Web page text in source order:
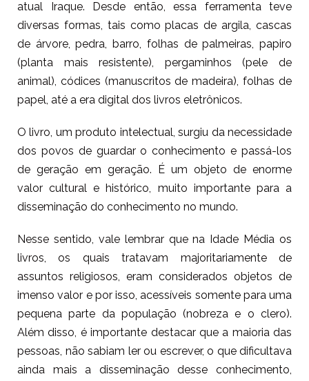
atual Iraque. Desde então, essa ferramenta teve
diversas formas, tais como placas de argila, cascas
de árvore, pedra, barro, folhas de palmeiras, papiro
(planta mais resistente), pergaminhos (pele de
animal), códices (manuscritos de madeira), folhas de
papel, até a era digital dos livros eletrônicos.
O livro, um produto intelectual, surgiu da necessidade
dos povos de guardar o conhecimento e passá-los
de geração em geração. É um objeto de enorme
valor cultural e histórico, muito importante para a
disseminação do conhecimento no mundo.
Nesse sentido, vale lembrar que na Idade Média os
livros, os quais tratavam majoritariamente de
assuntos religiosos, eram considerados objetos de
imenso valor e por isso, acessíveis somente para uma
pequena parte da população (nobreza e o clero).
Além disso, é importante destacar que a maioria das
pessoas, não sabiam ler ou escrever, o que dificultava
ainda mais a disseminação desse conhecimento,